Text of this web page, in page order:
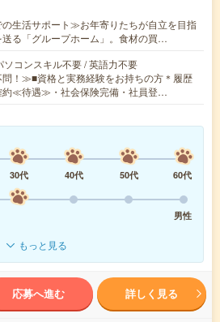
生活サポート≫お年寄りたちが自立を目指
送る「グループホーム」。食材の買…
ソコンスキル不要 / 英語力不要
！≫■資格と実務経験をお持ちの方＊履歴
約≪待遇≫・社会保険完備・社員登…
30代 40代 50代
60代
男性
もっと見る
応募へ進む 詳しく見る